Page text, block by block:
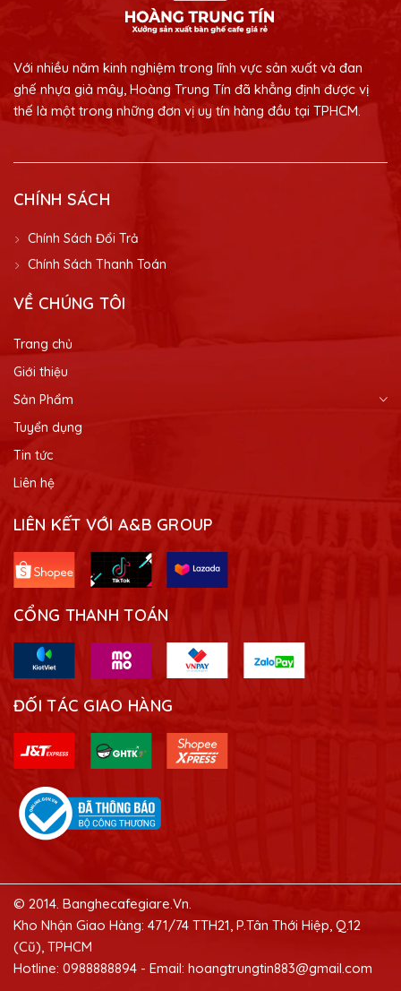
Với nhiều năm kinh nghiệm trong lĩnh vực sản xuất và đan
ghế nhựa giả mây, Hoàng Trung Tín đã khẳng định được vị
thế là một trong những đơn vị uy tín hàng đầu tại TPHCM.
CHÍNH SÁCH
Chính Sách Đổi Trả
Chính Sách Thanh Toán
VỀ CHÚNG TÔI
Trang chủ
Giới thiệu
Sản Phẩm
Tuyển dụng
Tin tức
Liên hệ
LIÊN KẾT VỚI A&B GROUP
CỔNG THANH TOÁN
ĐỐI TÁC GIAO HÀNG
© 2014. Banghecafegiare.Vn.
Kho Nhận Giao Hàng: 471/74 TTH21, P.Tân Thới Hiệp, Q.12
(Cũ), TPHCM
Hotline: 0988888894 - Email: hoangtrungtin883@gmail.com